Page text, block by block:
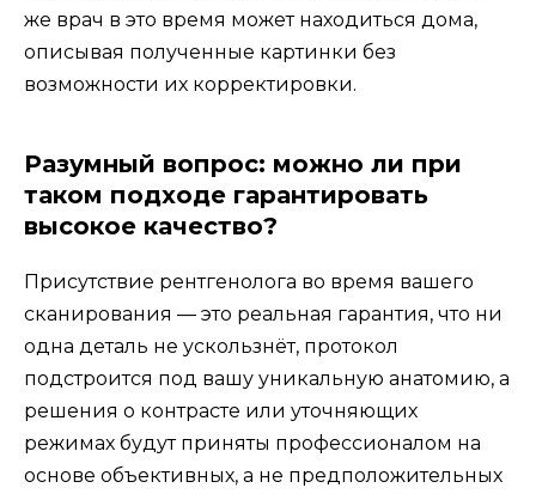
же врач в это время может находиться дома,
описывая полученные картинки без
возможности их корректировки.
Разумный вопрос: можно ли при
таком подходе гарантировать
высокое качество?
Присутствие рентгенолога во время вашего
сканирования — это реальная гарантия, что ни
одна деталь не ускользнёт, протокол
подстроится под вашу уникальную анатомию, а
решения о контрасте или уточняющих
режимах будут приняты профессионалом на
основе объективных, а не предположительных